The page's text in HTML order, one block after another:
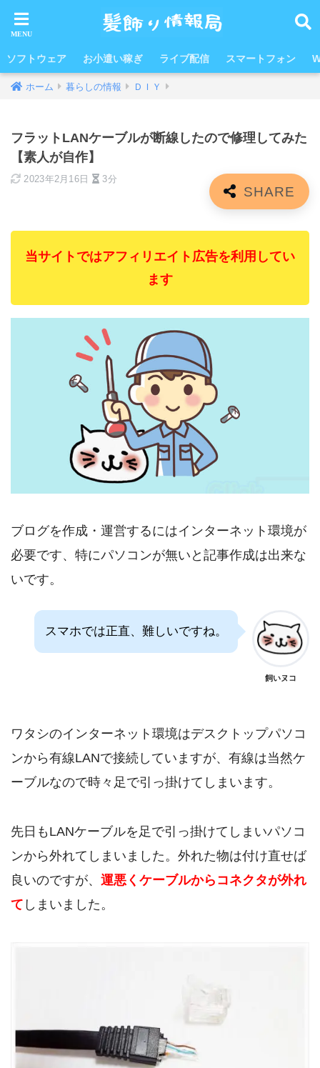
ソフトウェア お小遣い稼ぎ ライブ配信 スマートフォン
ホーム 暮らしの情報 ＤＩＹ
フラットLANケーブルが断線したので修理してみた
【素人が自作】
2023年2月16日 3分
当サイトではアフィリエイト広告を利用してい
ます
ブログを作成・運営するにはインターネット環境が
必要です、特にパソコンが無いと記事作成は出来な
いです。
スマホでは正直、難しいですね。
飼いヌコ
ワタシのインターネット環境はデスクトップパソコ
ンから有線LANで接続していますが、有線は当然ケ
ーブルなので時々足で引っ掛けてしまいます。
先日もLANケーブルを足で引っ掛けてしまいパソコ
ンから外れてしまいました。外れた物は付け直せば
良いのですが、 運悪くケーブルからコネクタが外れ
て しまいました。